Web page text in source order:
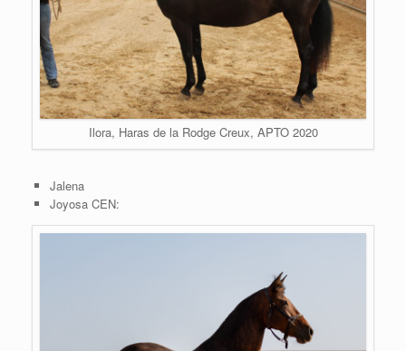
Ilora, Haras de la Rodge Creux, APTO 2020
Jalena
Joyosa CEN: